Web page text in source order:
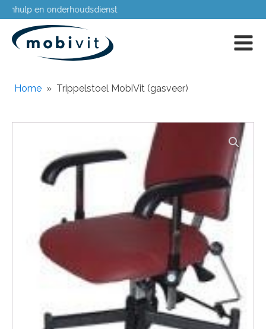
Passing aan huis
Home » Trippelstoel MobiVit (gasveer)